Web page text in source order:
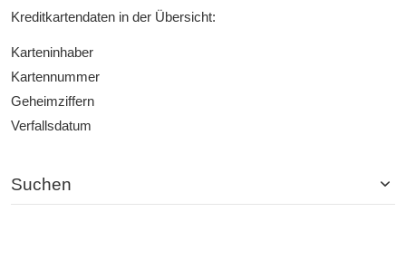
Kreditkartendaten in der Übersicht:
Karteninhaber
Kartennummer
Geheimziffern
Verfallsdatum
Suchen